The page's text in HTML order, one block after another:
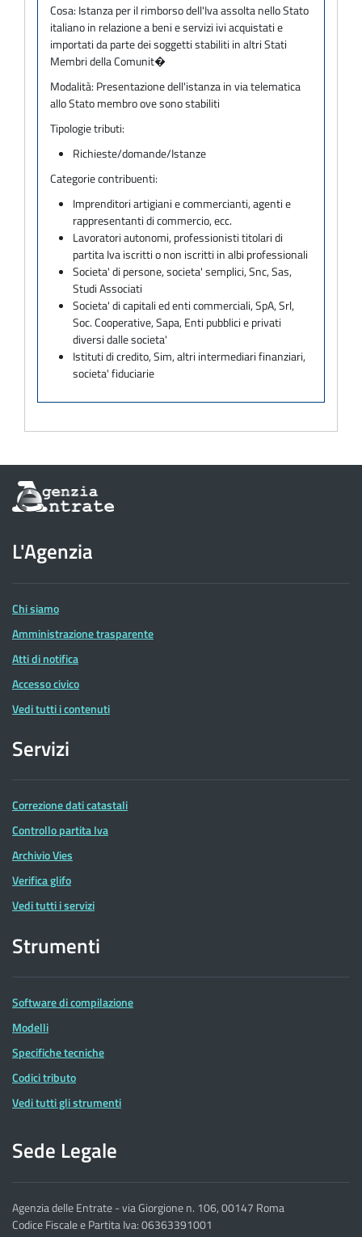
Cosa: Istanza per il rimborso dell'Iva assolta nello Stato
italiano in relazione a beni e servizi ivi acquistati e
importati da parte dei soggetti stabiliti in altri Stati
Membri della Comunit�
Modalità: Presentazione dell'istanza in via telematica
allo Stato membro ove sono stabiliti
Tipologie tributi:
Richieste/domande/Istanze
Categorie contribuenti:
Imprenditori artigiani e commercianti, agenti e
rappresentanti di commercio, ecc.
Lavoratori autonomi, professionisti titolari di
partita Iva iscritti o non iscritti in albi professionali
Societa' di persone, societa' semplici, Snc, Sas,
Studi Associati
Societa' di capitali ed enti commerciali, SpA, Srl,
Soc. Cooperative, Sapa, Enti pubblici e privati
diversi dalle societa'
Istituti di credito, Sim, altri intermediari finanziari,
societa' fiduciarie
Informazioni
sul
dell'Agenzia
delle
Entrate
L'Agenzia
Chi siamo
Amministrazione trasparente
Atti di notifica
Accesso civico
Vedi tutti i contenuti
Servizi
Correzione dati catastali
Controllo partita Iva
Archivio Vies
Verifica glifo
Vedi tutti i servizi
Strumenti
Software di compilazione
Modelli
Specifiche tecniche
Codici tributo
Vedi tutti gli strumenti
Sede Legale
Agenzia delle Entrate - via Giorgione n. 106, 00147 Roma
Codice Fiscale e Partita Iva: 06363391001